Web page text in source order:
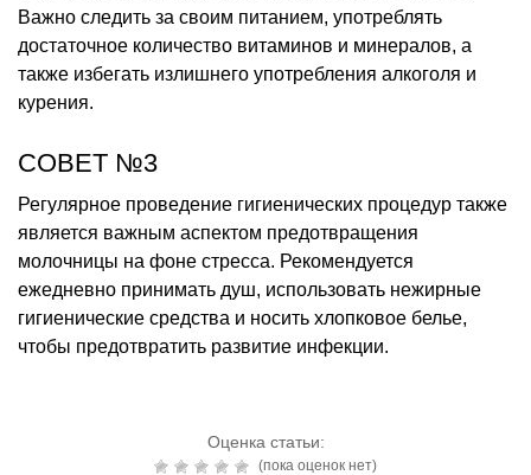
Важно следить за своим питанием, употреблять
достаточное количество витаминов и минералов, а
также избегать излишнего употребления алкоголя и
курения.
СОВЕТ №3
Регулярное проведение гигиенических процедур также
является важным аспектом предотвращения
молочницы на фоне стресса. Рекомендуется
ежедневно принимать душ, использовать нежирные
гигиенические средства и носить хлопковое белье,
чтобы предотвратить развитие инфекции.
Оценка статьи:
(пока оценок нет)